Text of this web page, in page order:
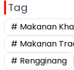
Tag
# Makanan
# Makanan
# Rengginang